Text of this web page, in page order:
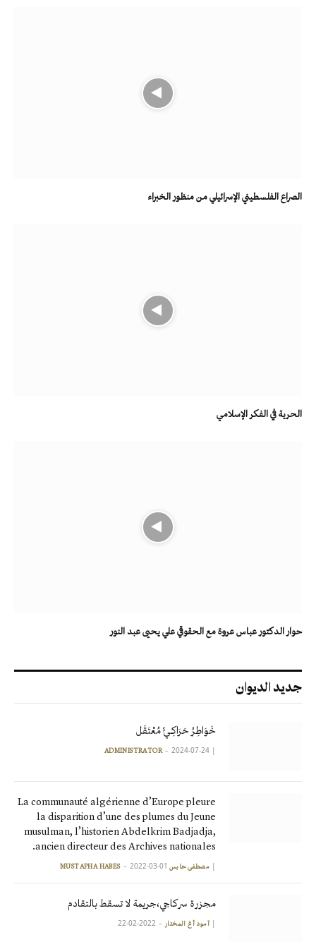
الصراع الفلسطيني الإسرائيلي من منظور الخبراء
الحرية في الفكر الإسلامي
حوار الدكتور عباس عروة مع الحقوقي علي يحيى عبد النور
جديد الديوان
خَوَاطِرُ حَرَاكِـيٍّ مُعْتَقَل
|
ADMINISTRATOR 2024-07-24
La communauté algérienne d’Europe pleure
la disparition d’une des plumes du Jeune
musulman, l’historien Abdelkrim Badjadja,
ancien directeur des Archives nationales.
| مصطفى حابس MUSTAPHA HABES 2022-03-01
مجزرة سركاجي،جريمة لا تسقط بالتقادم
| آمود أغ المختار 2022-02-22